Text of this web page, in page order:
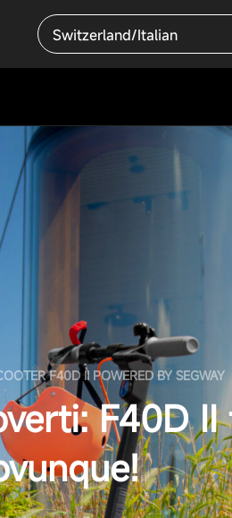
Switzerland/Italian
F40D II POWERED BY SEGWAY
F40D